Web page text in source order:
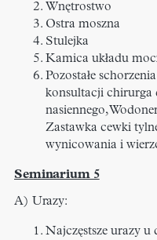
Wnętrostwo
Ostra moszna
Stulejka
Kamica układu
Pozostałe
konsultacji chirurga
nasiennego,
Zastawka cewki
wynicowania i
Seminarium 5
A) Urazy:
Najczęstsze urazy u